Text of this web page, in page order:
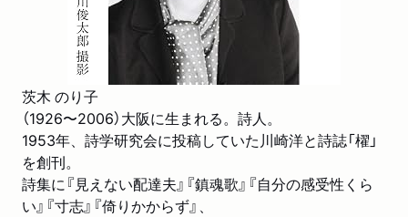
茨木 のり子
（1926〜2006）大阪に生まれる。詩人。
1953年、詩学研究会に投稿していた川崎洋と詩誌「櫂」
を創刊。
詩集に『見えない配達夫』『鎮魂歌』『自分の感受性くら
い』『寸志』『倚りかからず』、